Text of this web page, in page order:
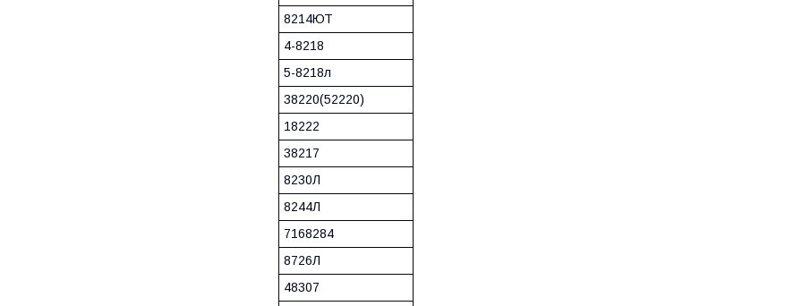
8214ЮТ
4-8218
5-8218л
38220(52220)
18222
38217
8230Л
8244Л
7168284
8726Л
48307